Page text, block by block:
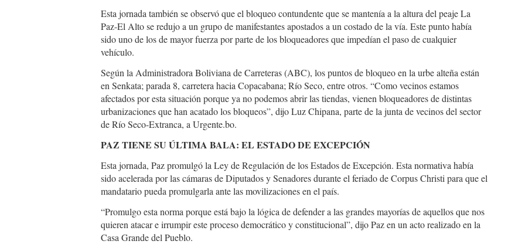
Esta jornada también se observó que el bloqueo contundente que se mantenía a la altura del peaje La
Paz-El Alto se redujo a un grupo de manifestantes apostados a un costado de la vía. Este punto había
sido uno de los de mayor fuerza por parte de los bloqueadores que impedían el paso de cualquier
vehículo.
Según la Administradora Boliviana de Carreteras (ABC), los puntos de bloqueo en la urbe alteña están
en Senkata; parada 8, carretera hacia Copacabana; Río Seco, entre otros. “Como vecinos estamos
afectados por esta situación porque ya no podemos abrir las tiendas, vienen bloqueadores de distintas
urbanizaciones que han acatado los bloqueos”, dijo Luz Chipana, parte de la junta de vecinos del sector
de Río Seco-Extranca, a Urgente.bo.
PAZ TIENE SU ÚLTIMA BALA: EL ESTADO DE EXCEPCIÓN
Esta jornada, Paz promulgó la Ley de Regulación de los Estados de Excepción. Esta normativa había
sido acelerada por las cámaras de Diputados y Senadores durante el feriado de Corpus Christi para que el
mandatario pueda promulgarla ante las movilizaciones en el país.
“Promulgo esta norma porque está bajo la lógica de defender a las grandes mayorías de aquellos que nos
quieren atacar e irrumpir este proceso democrático y constitucional”, dijo Paz en un acto realizado en la
Casa Grande del Pueblo.